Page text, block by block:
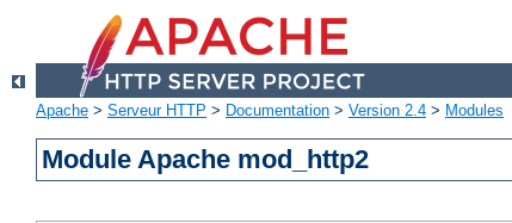
Apache > Serveur HTTP > Documentation > Version 2.4 > Modules
Module Apache mod_http2